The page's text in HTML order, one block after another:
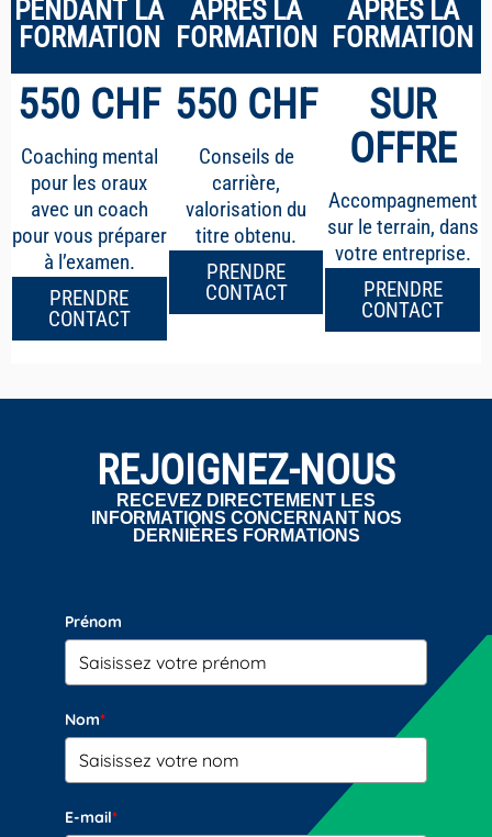
PENDANT LA
FORMATION
550 CHF
Coaching mental
pour les oraux
avec un coach
pour vous préparer
à l’examen.
PRENDRE
CONTACT
APRÈS LA
FORMATION
550 CHF
Conseils de
carrière,
valorisation du
titre obtenu.
PRENDRE
CONTACT
APRÈS LA
FORMATION
SUR
OFFRE
Accompagnement
sur le terrain, dans
votre entreprise.
PRENDRE
CONTACT
REJOIGNEZ-NOUS
RECEVEZ DIRECTEMENT LES
INFORMATIONS CONCERNANT NOS
DERNIÈRES FORMATIONS
Prénom
Nom*
E-mail*